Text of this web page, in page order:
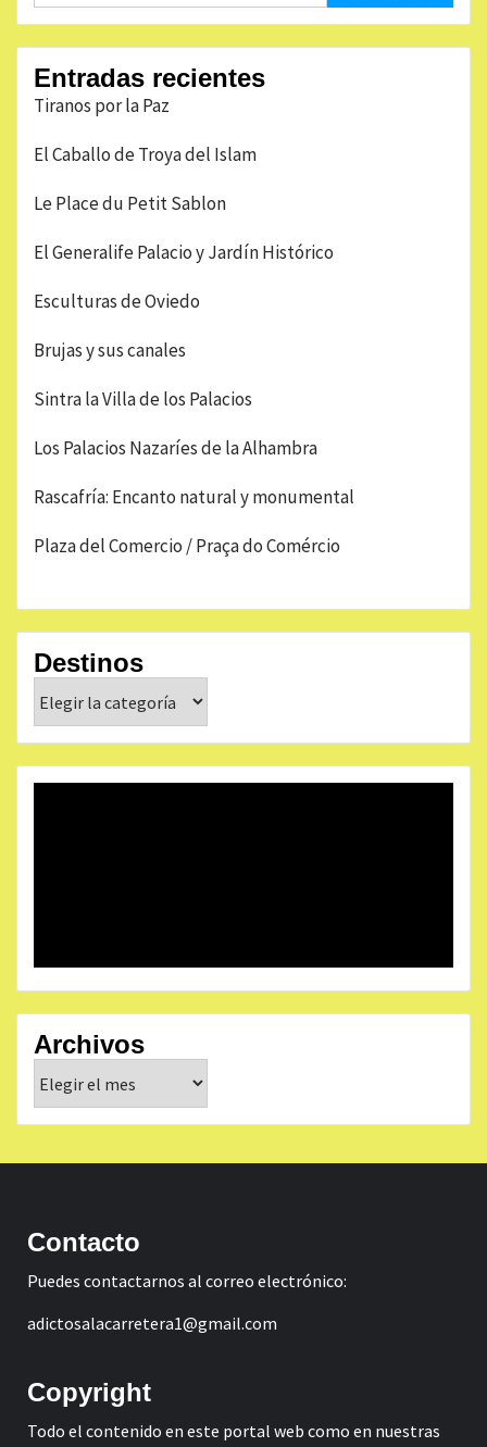
Entradas recientes
Tiranos por la Paz
El Caballo de Troya del Islam
Le Place du Petit Sablon
El Generalife Palacio y Jardín Histórico
Esculturas de Oviedo
Brujas y sus canales
Sintra la Villa de los Palacios
Los Palacios Nazaríes de la Alhambra
Rascafría: Encanto natural y monumental
Plaza del Comercio / Praça do Comércio
Destinos
Archivos
Contacto
Puedes contactarnos al correo electrónico:
adictosalacarretera1@gmail.com
Copyright
Todo el contenido en este portal web como en nuestras